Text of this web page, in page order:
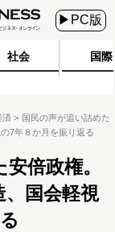
▶PC版
社会 国際
済
国民の声が追い詰めた
7年８か月を振り返る
倍政権。
、国会軽視